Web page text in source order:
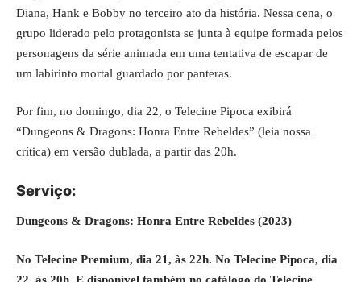
Diana, Hank e Bobby no terceiro ato da história. Nessa cena, o
grupo liderado pelo protagonista se junta à equipe formada pelos
personagens da série animada em uma tentativa de escapar de
um labirinto mortal guardado por panteras.
Por fim, no domingo, dia 22, o Telecine Pipoca exibirá
“Dungeons & Dragons: Honra Entre Rebeldes” (leia nossa
crítica) em versão dublada, a partir das 20h.
Serviço:
Dungeons & Dragons: Honra Entre Rebeldes (2023)
No Telecine Premium, dia 21, às 22h. No Telecine Pipoca, dia
22, às 20h. E disponível também no catálogo do Telecine.